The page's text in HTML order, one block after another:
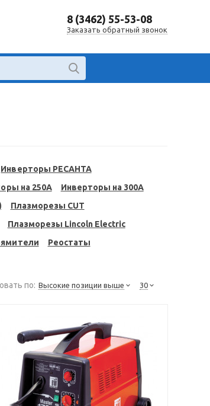
8 (3462) 55-53-08
Заказать обратный звонок
Инверторы РЕСАНТА
на 250A
Инверторы на 300A
Плазморезы CUT
Плазморезы Lincoln Electric
Реостаты
по: Высокие позиции выше 30